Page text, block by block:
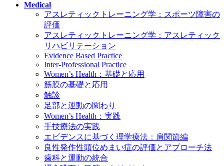
Medical
アスレティックトレーニング学：スポーツ障害の
評価
アスレティックトレーニング学：アスレティック
リハビリテーション
Evidence Based Practice
Inter-Professional Practice
Women’s Health：基礎と応用
筋膜の基礎と応用
触診
足部と運動の関わり
Women’s Health：実践
手技療法の実践
エビデンスに基づく理学療法：肩関節編
良性発作性頭位めまい症の評価とアプローチ法
歯科と運動の統合